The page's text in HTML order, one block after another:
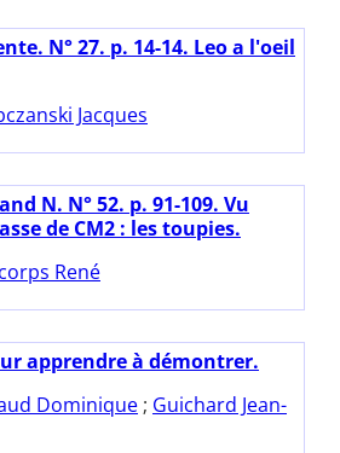
N° 27. p. 14-14. Leo a l'oeil
Jacques
N. N° 52. p. 91-109. Vu
de CM2 : les toupies.
René
apprendre à démontrer.
Dominique ; Guichard Jean-